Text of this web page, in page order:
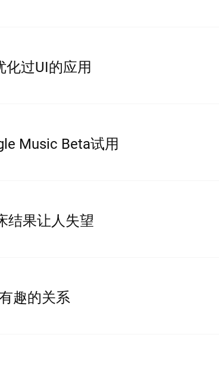
过UI的应用
Music Beta试用
结果让人失望
趣的关系